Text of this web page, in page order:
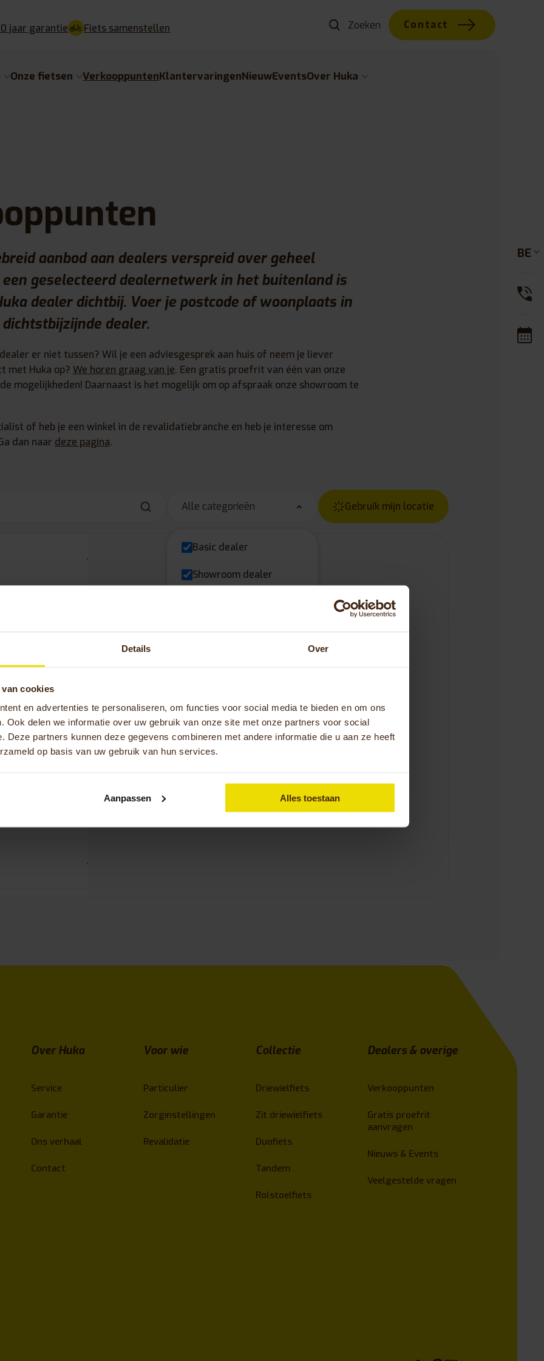
Details Over
cookies
en advertenties te personaliseren, om functies voor social media te bieden en om ons
Ook delen we informatie over uw gebruik van onze site met onze partners voor social
Deze partners kunnen deze gegevens combineren met andere informatie die u aan ze heeft
op basis van uw gebruik van hun services.
Aanpassen Alles toestaan
jaar garantie Fiets samenstellen Contact
Onze fietsen VerkooppuntenKlantervaringenNieuwEventsOver Huka
aanbod aan dealers verspreid over geheel
geselecteerd dealernetwerk in het buitenland is
dealer dichtbij. Voer je postcode of woonplaats in
dealer.
er niet tussen? Wil je een adviesgesprek aan huis of neem je liever
met Huka op? We horen graag van je. Een gratis proefrit van één van onze
mogelijkheden! Daarnaast is het mogelijk om op afspraak onze showroom te
of heb je een winkel in de revalidatiebranche en heb je interesse om
dan naar deze pagina.
Alle categorieën
Basic dealer
Showroom dealer
Gebruik mijn locatie
Over Huka
Service
Garantie
Ons verhaal
Contact
Voor wie
Particulier
Zorginstellingen
Revalidatie
Collectie
Driewielfiets
Zit driewielfiets
Duofiets
Tandem
Rolstoelfiets
Dealers & overige
Verkooppunten
Gratis proefrit
aanvragen
Nieuws & Events
Veelgestelde vragen
BE